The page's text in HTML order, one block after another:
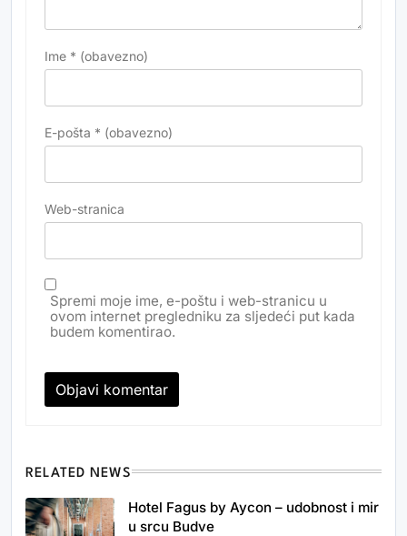
Ime * (obavezno)
E-pošta * (obavezno)
Web-stranica
Spremi moje ime, e-poštu i web-stranicu u
ovom internet pregledniku za sljedeći put kada
budem komentirao.
RELATED NEWS
Hotel Fagus by Aycon – udobnost i mir
u srcu Budve